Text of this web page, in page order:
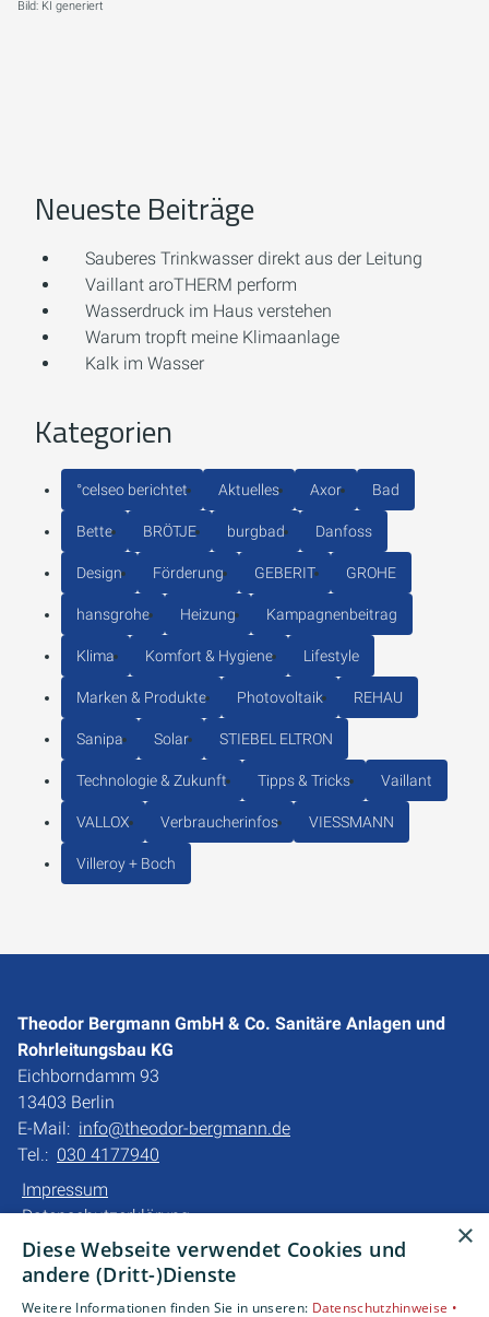
Bild: KI generiert
Neueste Beiträge
Sauberes Trinkwasser direkt aus der Leitung
Vaillant aroTHERM perform
Wasserdruck im Haus verstehen
Warum tropft meine Klimaanlage
Kalk im Wasser
Kategorien
°celseo berichtet Aktuelles Axor Bad
Bette BRÖTJE burgbad Danfoss
Design Förderung GEBERIT GROHE
hansgrohe Heizung Kampagnenbeitrag
Klima Komfort & Hygiene Lifestyle
Marken & Produkte Photovoltaik REHAU
Sanipa Solar STIEBEL ELTRON
Technologie & Zukunft Tipps & Tricks Vaillant
VALLOX Verbraucherinfos VIESSMANN
Villeroy + Boch
Theodor Bergmann GmbH & Co. Sanitäre Anlagen und
Rohrleitungsbau KG
Eichborndamm 93
13403 Berlin
E-Mail: info@theodor-bergmann.de
Tel.: 030 4177940
Impressum
Datenschutzerklärung
Barrierefreiheitserklärung
×
Diese Webseite verwendet Cookies und
andere (Dritt-)Dienste
Weitere Informationen finden Sie in unseren: Datenschutzhinweise •